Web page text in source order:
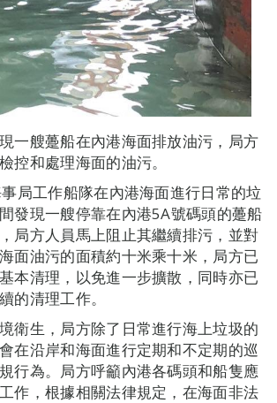
一艘躉船在內港海面排放油污，局方
控和處理海面的油污。
局工作船隊在內港海面進行日常的垃
發現一艘停靠在內港5A號碼頭的躉船
局方人員馬上阻止其繼續排污，並對
面油污的面積約十米乘十米，局方已
本清理，以免進一步擴散，同時亦已
的清理工作。
衛生，局方除了日常進行海上垃圾的
在沿岸和海面進行定期和不定期的巡
行為。局方呼籲內港各碼頭和船隻應
作，根據相關法律規定，在海面非法